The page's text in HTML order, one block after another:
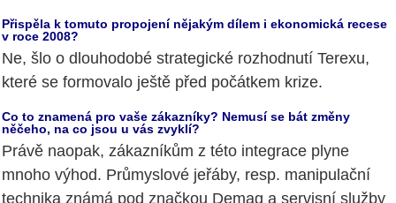
Přispěla k tomuto propojení nějakým dílem i ekonomická recese
v roce 2008?
Ne, šlo o dlouhodobé strategické rozhodnutí Terexu,
které se formovalo ještě před počátkem krize.
Co to znamená pro vaše zákazníky? Nemusí se bát změny
něčeho, na co jsou u vás zvyklí?
Právě naopak, zákazníkům z této integrace plyne
mnoho výhod. Průmyslové jeřáby, resp. manipulační
technika známá pod značkou Demag a servisní služby